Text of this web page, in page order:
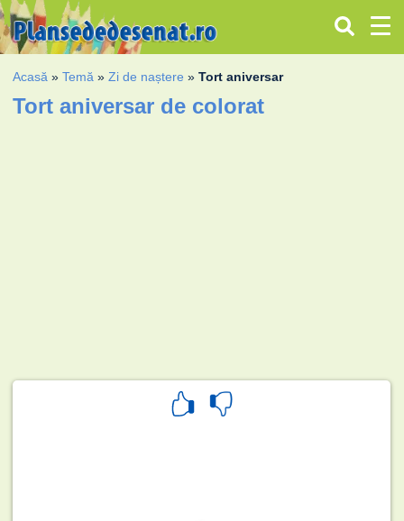
Acasă »Temă »Zi de naștere »Tort aniversar
Tort aniversar de colorat